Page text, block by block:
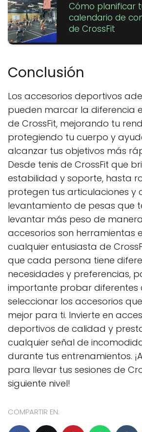
Cómo planificar
calendario de
de CrossFit
Conclusión
Los accesorios deportivos
pueden marcar la diferencia
de CrossFit, mejorando tu
protegiendo tu cuerpo y
alcanzar tus objetivos más
Desde tenis de CrossFit que
estabilidad y soporte, hasta
protegen tus articulaciones y
levantamiento de pesas que
levantar más peso de
accesorios son herramientas
cualquier entusiasta de
que cada persona tiene
necesidades y preferencias,
importante probar diferentes
seleccionar los accesorios
mejor para ti. Invierte en
deportivos de calidad y
cualquier señal de
durante tus entrenamientos.
para llevar tus sesiones de
siguiente nivel!
COMPARTIR EN: